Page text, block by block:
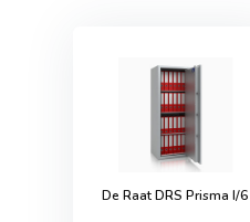
De Raat DRS Prisma I/6